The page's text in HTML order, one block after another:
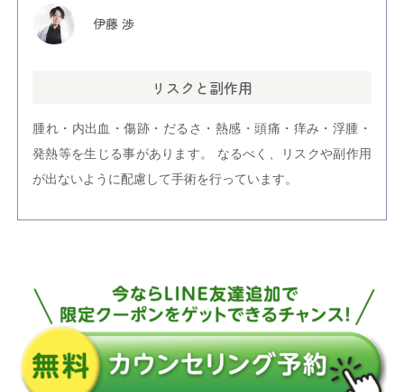
伊藤 渉
リスクと副作用
腫れ・内出血・傷跡・だるさ・熱感・頭痛・痒み・浮腫・
発熱等を生じる事があります。 なるべく、リスクや副作用
が出ないように配慮して手術を行っています。